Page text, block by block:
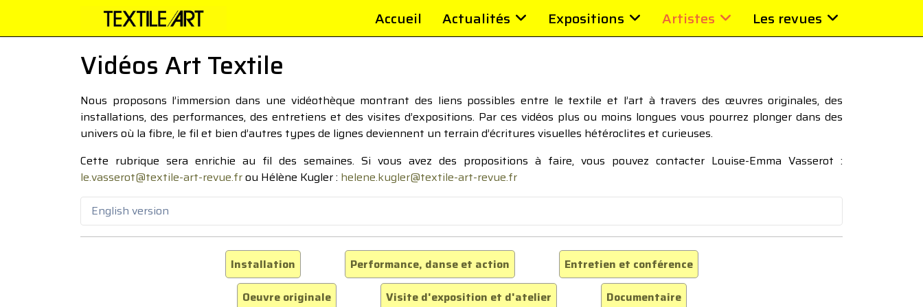
Accueil Actualités Expositions Artistes Les revues
Vidéos Art Textile
Nous proposons l’immersion dans une vidéothèque montrant des liens possibles entre le textile et l’art à travers des œuvres originales, des
installations, des performances, des entretiens et des visites d’expositions. Par ces vidéos plus ou moins longues vous pourrez plonger dans des
univers où la fibre, le fil et bien d’autres types de lignes deviennent un terrain d’écritures visuelles hétéroclites et curieuses.
Cette rubrique sera enrichie au fil des semaines. Si vous avez des propositions à faire, vous pouvez contacter Louise-Emma Vasserot :
le.vasserot@textile-art-revue.frou Hélène Kugler : helene.kugler@textile-art-revue.fr
English version
Installation Performance, danse et action
Entretien et conférence
Oeuvre originale
Visite d'exposition et d'atelier Documentaire